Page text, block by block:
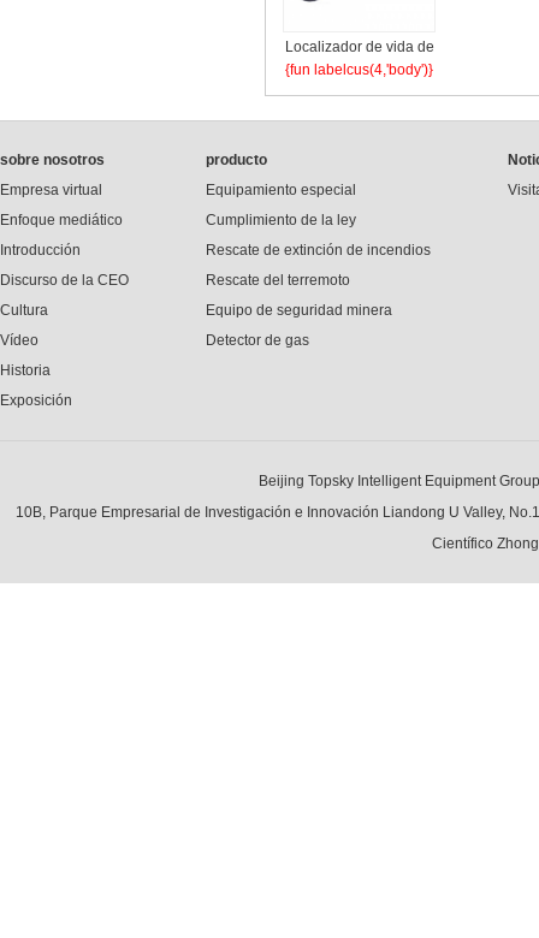
Localizador de vida de
audio Aya
{fun labelcus(4,'body')}
sobre nosotros
Empresa virtual
Enfoque mediático
Introducción
Discurso de la CEO
Cultura
Vídeo
Historia
Exposición
producto
Equipamiento especial
Cumplimiento de la ley
Rescate de extinción de incendios
Rescate del terremoto
Equipo de seguridad minera
Detector de gas
Beijing Topsky Intelligent Equipment
10B, Parque Empresarial de Investigación e Innovación Liandong U Valley,
Científico